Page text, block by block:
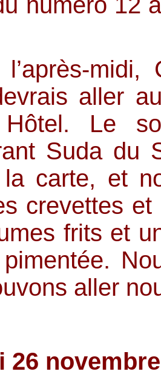
l’après-
aller
Hôtel. Le
Suda du
carte, et
crevettes et
frits et
aller
26